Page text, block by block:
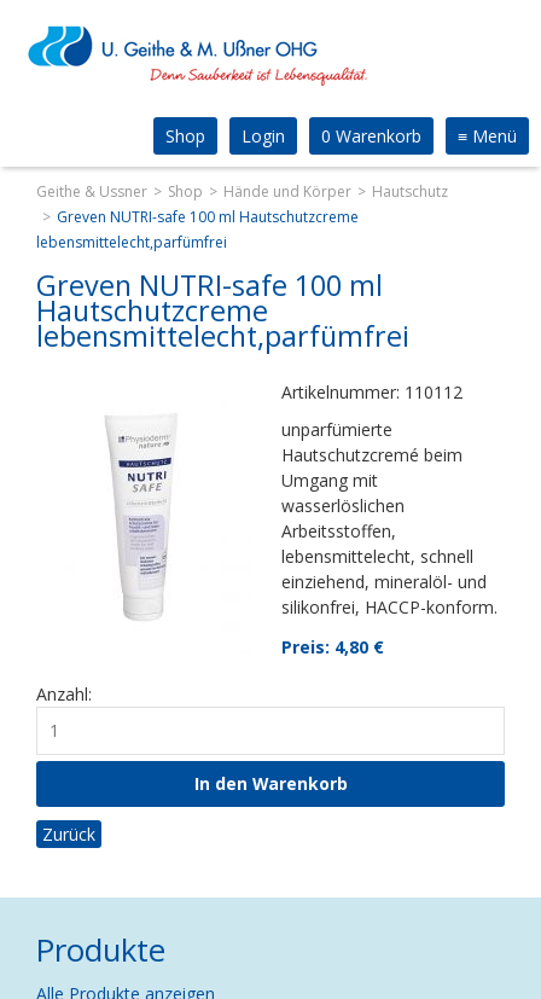
≡ Menü
0 Warenkorb
Login
Shop
Geithe & Ussner Shop Hände und Körper
Hautschutz
Greven NUTRI-safe 100 ml Hautschutzcreme
lebensmittelecht,parfümfrei
Greven NUTRI-safe 100 ml
Hautschutzcreme
lebensmittelecht,parfümfrei
Artikelnummer: 110112
unparfümierte
Hautschutzcremé beim
Umgang mit
wasserlöslichen
Arbeitsstoffen,
lebensmittelecht, schnell
einziehend, mineralöl- und
silikonfrei, HACCP-konform.
Preis: 4,80 €
Anzahl:
Zurück
Produkte
Navigation
Alle Produkte anzeigen